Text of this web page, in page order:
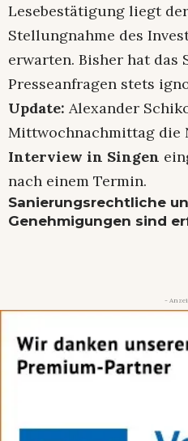
Lesebestätigung liegt
Stellungnahme des
erwarten. Bisher hat das
Presseanfragen stets
Update: Alexander
Mittwochnachmittag die
Interview in Singen
nach einem Termin.
Sanierungsrechtliche
Genehmigungen sind
-